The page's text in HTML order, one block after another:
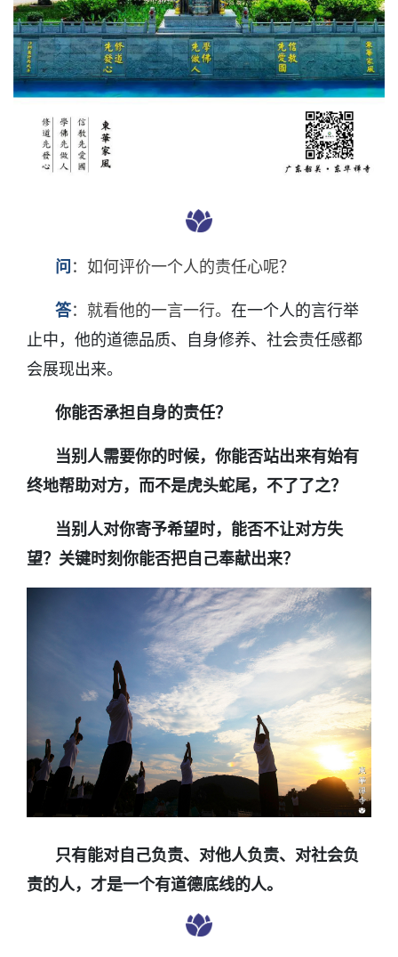
问：如何评价一个人的责任心呢？
答：就看他的一言一行。 在一个人的言行举
止中，他的道德品质、自身修养、社会责任感都
会展现出来。
你能否承担自身的责任？
当别人需要你的时候，你能否站出来有始有
终地帮助对方，而不是虎头蛇尾，不了了之？
当别人对你寄予希望时，能否不让对方失
望？关键时刻你能否把自己奉献出来？
只有能对自己负责、对他人负责、对社会负
责的人，才是一个有道德底线的人。